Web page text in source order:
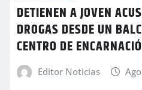
DETIENEN A JOVEN
DROGAS DESDE UN
CENTRO DE
Editor Noticias